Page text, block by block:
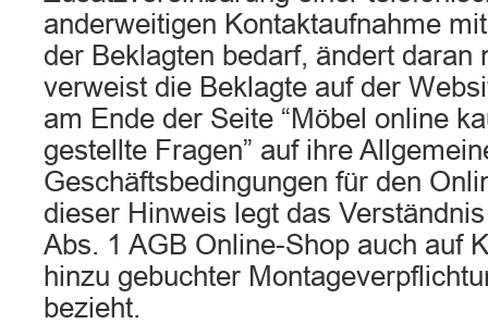
anderweitigen Kontaktaufnahme
der Beklagten bedarf, ändert daran
verweist die Beklagte auf der
am Ende der Seite “Möbel online
gestellte Fragen” auf ihre
Geschäftsbedingungen für den
dieser Hinweis legt das
Abs. 1 AGB Online-Shop auch auf
hinzu gebuchter
bezieht.